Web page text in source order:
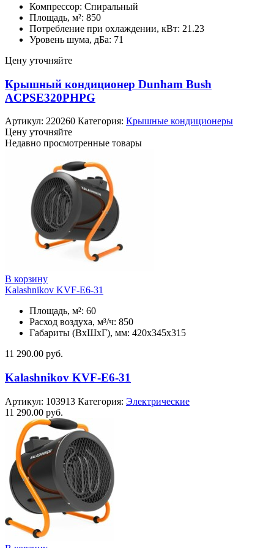
Компрессор: Спиральный
Площадь, м²: 850
Потребление при охлаждении, кВт: 21.23
Уровень шума, дБа: 71
Цену уточняйте
Крышный кондиционер Dunham Bush
ACPSE320PHPG
Артикул: 220260 Категория: Крышные кондиционеры
Цену уточняйте
Недавно просмотренные товары
В корзину
Kalashnikov KVF-E6-31
Площадь, м²: 60
Расход воздуха, м³/ч: 850
Габариты (ВхШхГ), мм: 420x345x315
11 290.00 руб.
Kalashnikov KVF-E6-31
Артикул: 103913 Категория: Электрические
11 290.00 руб.